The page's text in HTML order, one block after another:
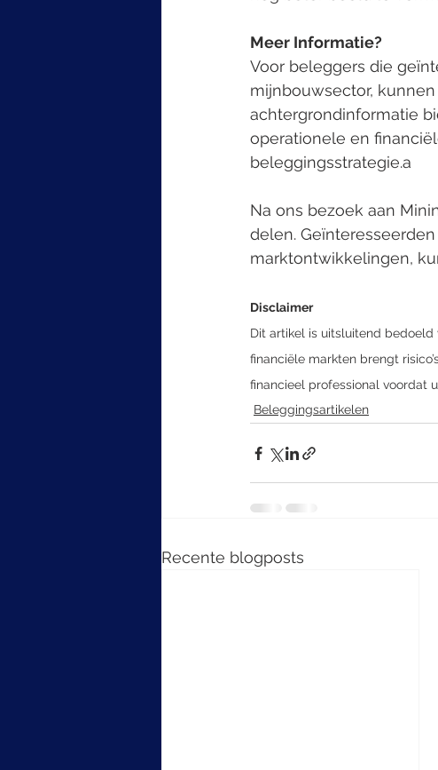
Meer Informatie?
Voor beleggers die
mijnbouwsector,
achtergrondinformatie
operationele en
beleggingsstrategie.a
Na ons bezoek aan
delen.
marktontwikkelingen,
Disclaimer
Dit artikel is uitsluitend
financiële markten brengt
financieel professional voordat
Beleggingsartikelen
Recente blogposts